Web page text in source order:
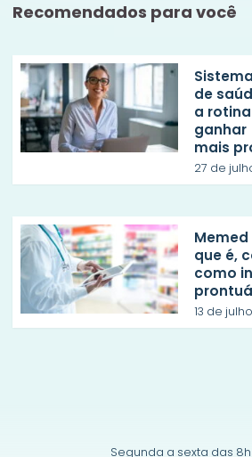
Recomendados para você
de
a
ganhar
mais
27 de
que é,
como
13 de
Segunda a sexta das 8h